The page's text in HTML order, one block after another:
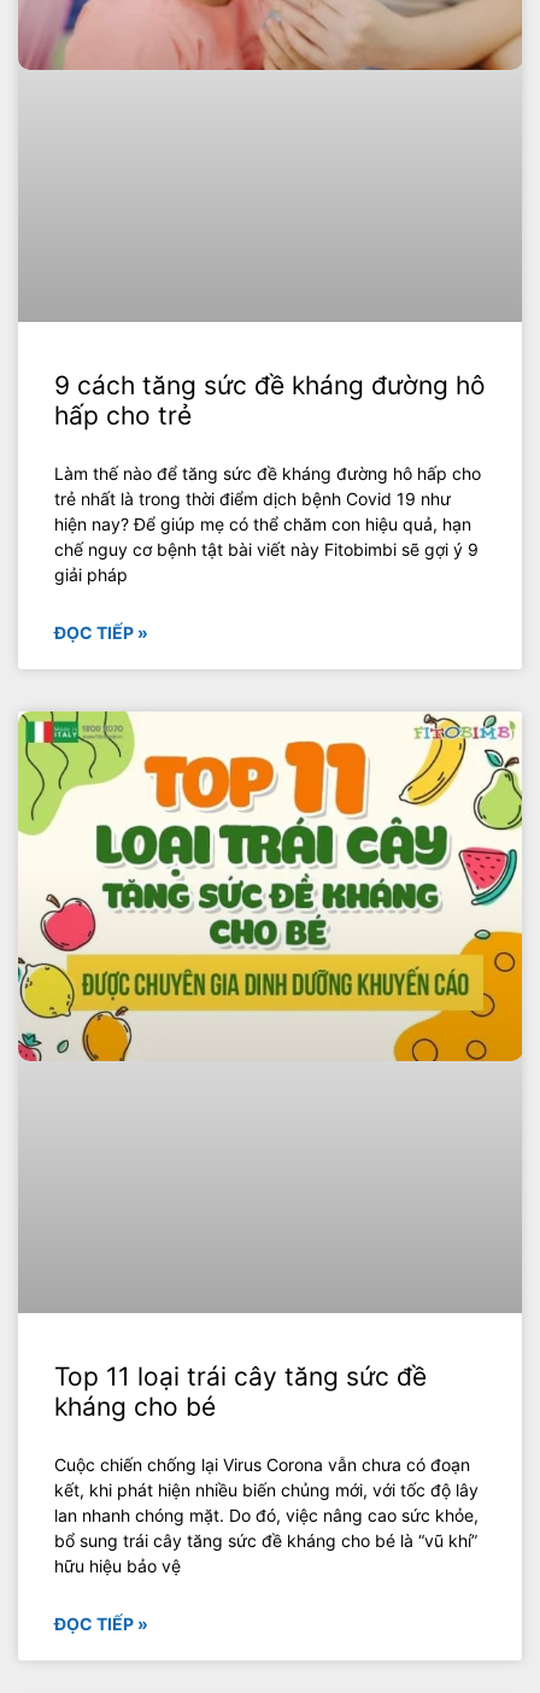
9 cách tăng sức đề kháng đường hô
hấp cho trẻ
Làm thế nào để tăng sức đề kháng đường hô hấp cho
trẻ nhất là trong thời điểm dịch bệnh Covid 19 như
hiện nay? Để giúp mẹ có thể chăm con hiệu quả, hạn
chế nguy cơ bệnh tật bài viết này Fitobimbi sẽ gợi ý 9
giải pháp
ĐỌC TIẾP »
Top 11 loại trái cây tăng sức đề
kháng cho bé
Cuộc chiến chống lại Virus Corona vẫn chưa có đoạn
kết, khi phát hiện nhiều biến chủng mới, với tốc độ lây
lan nhanh chóng mặt. Do đó, việc nâng cao sức khỏe,
bổ sung trái cây tăng sức đề kháng cho bé là “vũ khí”
hữu hiệu bảo vệ
ĐỌC TIẾP »